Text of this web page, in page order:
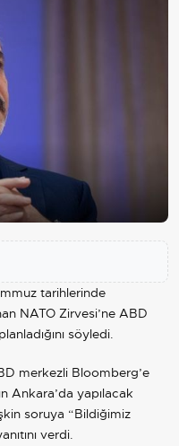
tarihlerinde
NATO Zirvesi’ne ABD
söyledi.
merkezli Bloomberg’e
Ankara’da yapılacak
soruya “Bildiğimiz
verdi.